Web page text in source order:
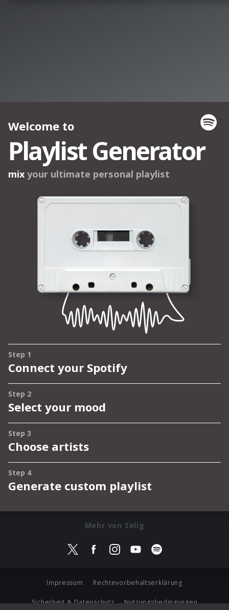
Mehr von Selig
Impressum Rechtevorbehaltserklärung
Sicherheit & Datenschutz Nutzungsbedingungen